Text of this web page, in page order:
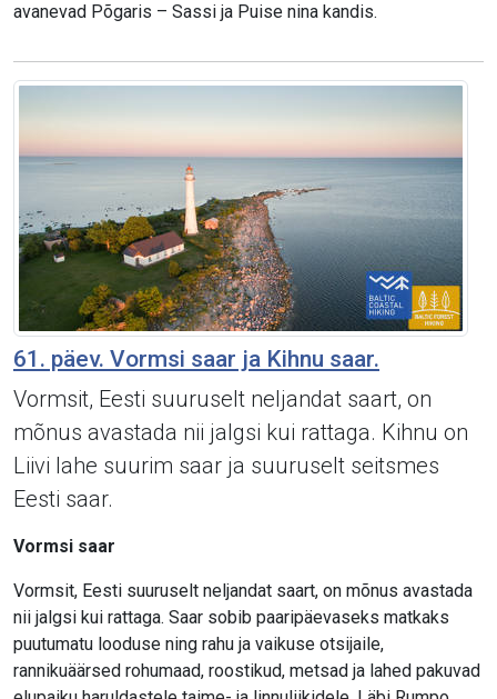
avanevad Põgaris – Sassi ja Puise nina kandis.
61. päev. Vormsi saar ja Kihnu saar.
Vormsit, Eesti suuruselt neljandat saart, on
mõnus avastada nii jalgsi kui rattaga. Kihnu on
Liivi lahe suurim saar ja suuruselt seitsmes
Eesti saar.
Vormsi saar
Vormsit, Eesti suuruselt neljandat saart, on mõnus avastada
nii jalgsi kui rattaga. Saar sobib paaripäevaseks matkaks
puutumatu looduse ning rahu ja vaikuse otsijaile,
rannikuäärsed rohumaad, roostikud, metsad ja lahed pakuvad